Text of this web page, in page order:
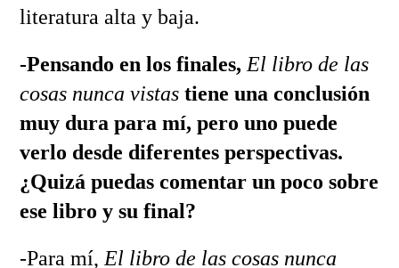
literatura alta y baja.
-Pensando en los finales, El libro de las
cosas nunca vistastiene una conclusión
muy dura para mí, pero uno puede
verlo desde diferentes perspectivas.
¿Quizá puedas comentar un poco sobre
ese libro y su final?
-Para mí, El libro de las cosas nunca